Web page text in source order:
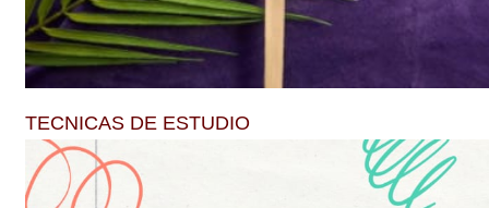
TECNICAS DE ESTUDIO